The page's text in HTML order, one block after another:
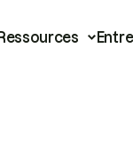
Ressources